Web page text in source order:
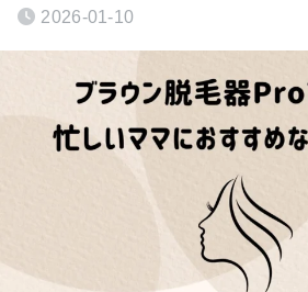
2026-01-10